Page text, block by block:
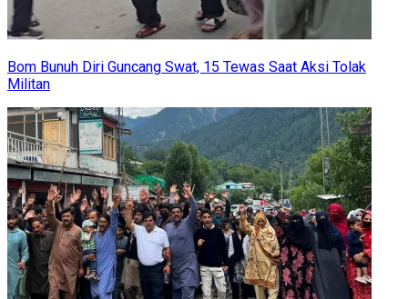
Bom Bunuh Diri Guncang Swat, 15 Tewas Saat Aksi Tolak
Militan